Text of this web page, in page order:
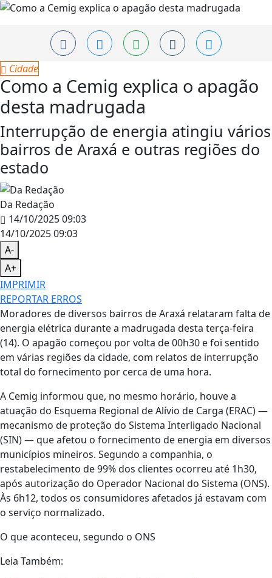
Cidade
Como a Cemig explica o apagão
desta madrugada
Interrupção de energia atingiu vários
bairros de Araxá e outras regiões do
estado
Da Redação
14/10/2025 09:03
14/10/2025 09:03
A-
A+
IMPRIMIR
REPORTAR ERROS
Moradores de diversos bairros de Araxá relataram falta de
energia elétrica durante a madrugada desta terça-feira
(14). O apagão começou por volta de 00h30 e foi sentido
em várias regiões da cidade, com relatos de interrupção
total do fornecimento por cerca de uma hora.
A Cemig informou que, no mesmo horário, houve a
atuação do Esquema Regional de Alívio de Carga (ERAC) —
mecanismo de proteção do Sistema Interligado Nacional
(SIN) — que afetou o fornecimento de energia em diversos
municípios mineiros. Segundo a companhia, o
restabelecimento de 99% dos clientes ocorreu até 1h30,
após autorização do Operador Nacional do Sistema (ONS).
Às 6h12, todos os consumidores afetados já estavam com
o serviço normalizado.
O que aconteceu, segundo o ONS
Leia Também: